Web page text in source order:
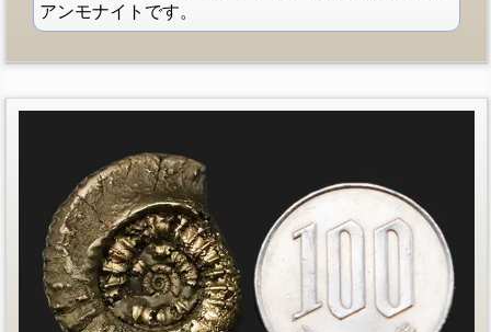
アンモナイトです。